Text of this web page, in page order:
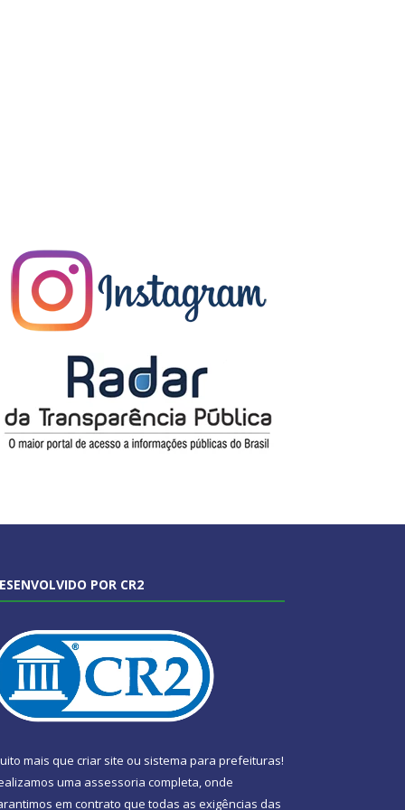
POR CR2
mais que criar site ou sistema para prefeituras!
uma assessoria completa, onde
em contrato que todas as exigências das